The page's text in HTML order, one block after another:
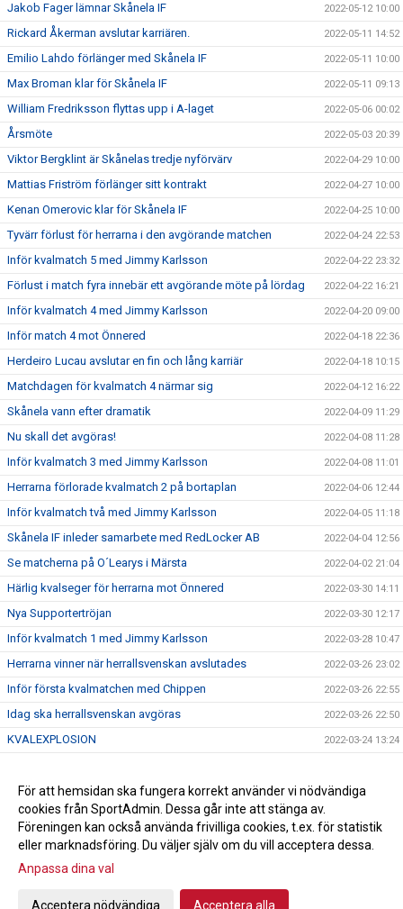
Jakob Fager lämnar Skånela IF 2022-05-12 10:00
Rickard Åkerman avslutar karriären. 2022-05-11 14:52
Emilio Lahdo förlänger med Skånela IF 2022-05-11 10:00
Max Broman klar för Skånela IF 2022-05-11 09:13
William Fredriksson flyttas upp i A-laget 2022-05-06 00:02
Årsmöte 2022-05-03 20:39
Viktor Bergklint är Skånelas tredje nyförvärv 2022-04-29 10:00
Mattias Friström förlänger sitt kontrakt 2022-04-27 10:00
Kenan Omerovic klar för Skånela IF 2022-04-25 10:00
Tyvärr förlust för herrarna i den avgörande matchen 2022-04-24 22:53
Inför kvalmatch 5 med Jimmy Karlsson 2022-04-22 23:32
Förlust i match fyra innebär ett avgörande möte på lördag 2022-04-22 16:21
Inför kvalmatch 4 med Jimmy Karlsson 2022-04-20 09:00
Inför match 4 mot Önnered 2022-04-18 22:36
Herdeiro Lucau avslutar en fin och lång karriär 2022-04-18 10:15
Matchdagen för kvalmatch 4 närmar sig 2022-04-12 16:22
Skånela vann efter dramatik 2022-04-09 11:29
Nu skall det avgöras! 2022-04-08 11:28
Inför kvalmatch 3 med Jimmy Karlsson 2022-04-08 11:01
Herrarna förlorade kvalmatch 2 på bortaplan 2022-04-06 12:44
Inför kvalmatch två med Jimmy Karlsson 2022-04-05 11:18
Skånela IF inleder samarbete med RedLocker AB 2022-04-04 12:56
Se matcherna på O´Learys i Märsta 2022-04-02 21:04
Härlig kvalseger för herrarna mot Önnered 2022-03-30 14:11
Nya Supportertröjan 2022-03-30 12:17
Inför kvalmatch 1 med Jimmy Karlsson 2022-03-28 10:47
Herrarna vinner när herrallsvenskan avslutades 2022-03-26 23:02
Inför första kvalmatchen med Chippen 2022-03-26 22:55
Idag ska herrallsvenskan avgöras 2022-03-26 22:50
KVALEXPLOSION 2022-03-24 13:24
Anna Mossberg förlänger med Skånela IF 2022-03-15 10:13
Alexandra Schaerlund skriver nytt! 2022-03-11 10:15
Gå till Webbversion
För att hemsidan ska fungera korrekt använder vi nödvändiga
cookies från SportAdmin. Dessa går inte att stänga av.
Föreningen kan också använda frivilliga cookies, t.ex. för statistik
eller marknadsföring. Du väljer själv om du vill acceptera dessa.
Anpassa dina val
Acceptera nödvändiga Acceptera alla